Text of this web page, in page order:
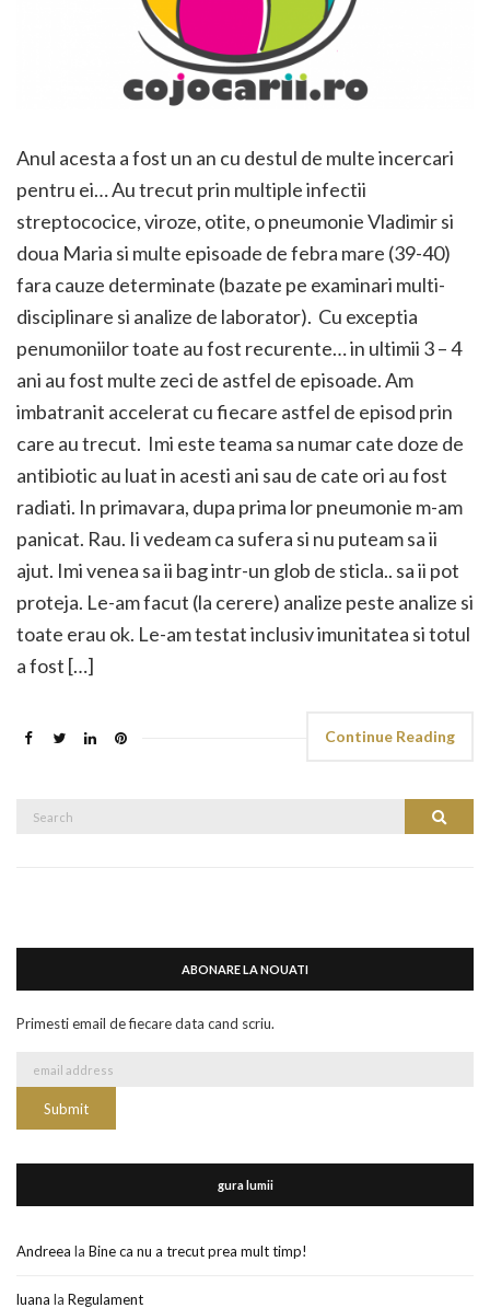
Anul acesta a fost un an cu destul de multe incercari
pentru ei… Au trecut prin multiple infectii
streptococice, viroze, otite, o pneumonie Vladimir si
doua Maria si multe episoade de febra mare (39-40)
fara cauze determinate (bazate pe examinari multi-
disciplinare si analize de laborator). Cu exceptia
penumoniilor toate au fost recurente… in ultimii 3 – 4
ani au fost multe zeci de astfel de episoade. Am
imbatranit accelerat cu fiecare astfel de episod prin
care au trecut. Imi este teama sa numar cate doze de
antibiotic au luat in acesti ani sau de cate ori au fost
radiati. In primavara, dupa prima lor pneumonie m-am
panicat. Rau. Ii vedeam ca sufera si nu puteam sa ii
ajut. Imi venea sa ii bag intr-un glob de sticla.. sa ii pot
proteja. Le-am facut (la cerere) analize peste analize si
toate erau ok. Le-am testat inclusiv imunitatea si totul
a fost […]
Continue Reading
Search
ABONARE LA NOUATI
Primesti email de fiecare data cand scriu.
gura lumii
Andreea la Bine ca nu a trecut prea mult timp!
luana la Regulament